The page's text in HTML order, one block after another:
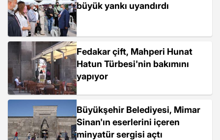
büyük yankı uyandırdı
Fedakar çift, Mahperi Hunat
Hatun Türbesi'nin bakımını
yapıyor
Büyükşehir Belediyesi, Mimar
Sinan'ın eserlerini içeren
minyatür sergisi açtı